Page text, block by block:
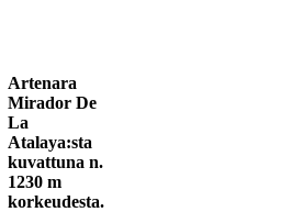
Artenara
Mirador De
La
Atalaya:sta
kuvattuna n.
1230 m
korkeudesta.